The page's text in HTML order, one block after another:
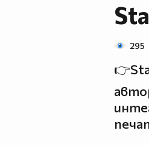
295